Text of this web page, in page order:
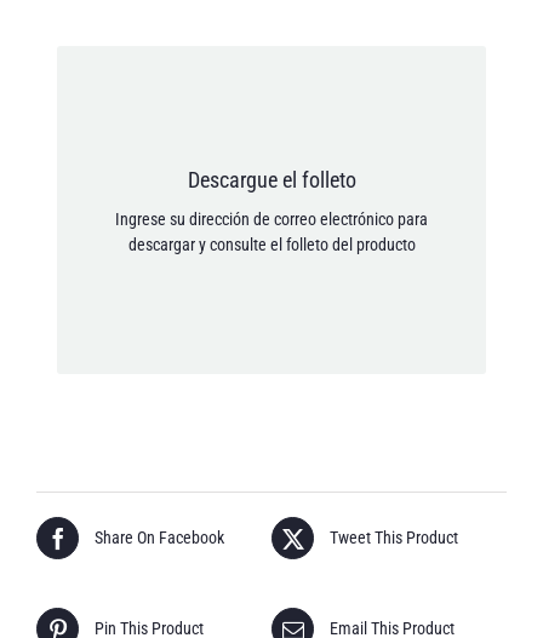
Descargue el folleto
Ingrese su dirección de correo electrónico para
descargar y consulte el folleto del producto
Doy mi consentimiento para que mis datos
privacidad.
[anr_nocaptcha g-recaptcha-response]
Share On Facebook Tweet This Product
Pin This Product Email This Product